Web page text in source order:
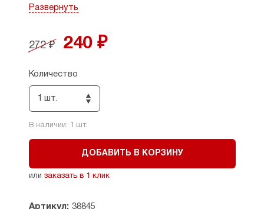
на помощь, да только не всегда в этом есть
поучительные и смешные. Рисунки О.
Боголюбовой, Е. Ельской, А. Халиловой
возраста.
Развернуть
272 ₽ 240 ₽
Количество
1 шт.
В наличии: 1 шт.
ДОБАВИТЬ В КОРЗИНУ
или заказать в 1 клик
Артикул: 38845